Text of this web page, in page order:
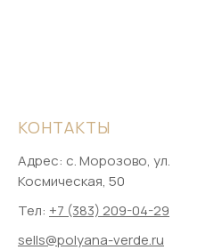
КОНТАКТЫ
Адрес: ​с. Морозово, ул.
Космическая, 50
Тел: +7 (383) 209-04-29
sells@polyana-verde.ru